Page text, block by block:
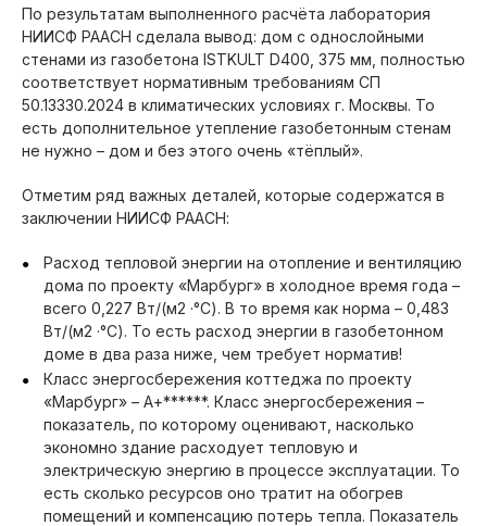
По результатам выполненного расчёта лаборатория
НИИСФ РААСН сделала вывод: дом с однослойными
стенами из газобетона ISTKULT D400, 375 мм, полностью
соответствует нормативным требованиям СП
50.13330.2024 в климатических условиях г. Москвы. То
есть дополнительное утепление газобетонным стенам
не нужно – дом и без этого очень «тёплый».
Отметим ряд важных деталей, которые содержатся в
заключении НИИСФ РААСН:
Расход тепловой энергии на отопление и вентиляцию
дома по проекту «Марбург» в холодное время года –
всего 0,227 Вт/(м2 ·°С). В то время как норма – 0,483
Вт/(м2 ·°С). То есть расход энергии в газобетонном
доме в два раза ниже, чем требует норматив!
Класс энергосбережения коттеджа по проекту
«Марбург» – А+******. Класс энергосбережения –
показатель, по которому оценивают, насколько
экономно здание расходует тепловую и
электрическую энергию в процессе эксплуатации. То
есть сколько ресурсов оно тратит на обогрев
помещений и компенсацию потерь тепла. Показатель